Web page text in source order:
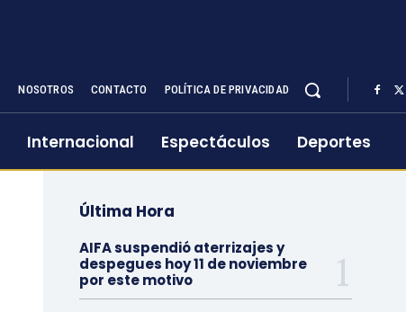
NOSOTROS CONTACTO POLÍTICA DE PRIVACIDAD
Internacional Espectáculos Deportes
Última Hora
AIFA suspendió aterrizajes y
despegues hoy 11 de noviembre
por este motivo